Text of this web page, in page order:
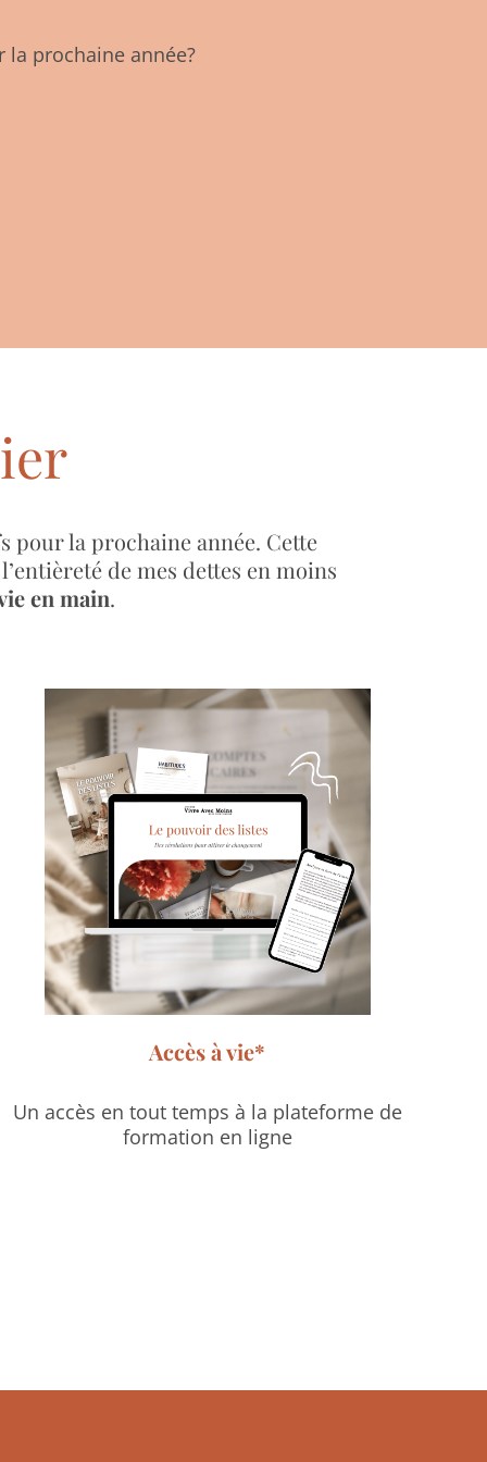
prochaine année?
pour la prochaine année. Cette
de mes dettes en moins
en main.
Accès à vie*
Un accès en tout temps à la plateforme de
formation en ligne